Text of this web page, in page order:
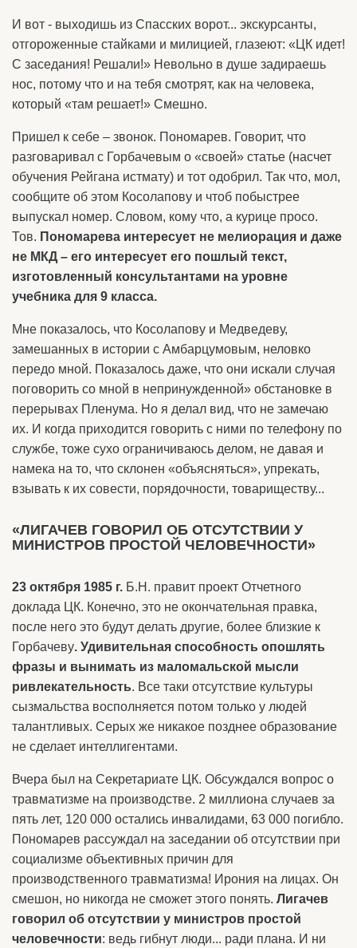
И вот - выходишь из Спасских ворот... экскурсанты,
отгороженные стайками и милицией, глазеют: «ЦК идет!
С заседания! Решали!» Невольно в душе задираешь
нос, потому что и на тебя смотрят, как на человека,
который «там решает!» Смешно.
Пришел к себе – звонок. Пономарев. Говорит, что
разговаривал с Горбачевым о «своей» статье (насчет
обучения Рейгана истмату) и тот одобрил. Так что, мол,
сообщите об этом Косолапову и чтоб побыстрее
выпускал номер. Словом, кому что, а курице просо.
Тов. Пономарева интересует не мелиорация и даже
не МКД – его интересует его пошлый текст,
изготовленный консультантами на уровне
учебника для 9 класса.
Мне показалось, что Косолапову и Медведеву,
замешанных в истории с Амбарцумовым, неловко
передо мной. Показалось даже, что они искали случая
поговорить со мной в непринужденной» обстановке в
перерывах Пленума. Но я делал вид, что не замечаю
их. И когда приходится говорить с ними по телефону по
службе, тоже сухо ограничиваюсь делом, не давая и
намека на то, что склонен «объясняться», упрекать,
взывать к их совести, порядочности, товариществу...
«ЛИГАЧЕВ ГОВОРИЛ ОБ ОТСУТСТВИИ У
МИНИСТРОВ ПРОСТОЙ ЧЕЛОВЕЧНОСТИ»
23 октября 1985 г. Б.Н. правит проект Отчетного
доклада ЦК. Конечно, это не окончательная правка,
после него это будут делать другие, более близкие к
Горбачеву. Удивительная способность опошлять
фразы и вынимать из маломальской мысли
ривлекательность. Все таки отсутствие культуры
сызмальства восполняется потом только у людей
талантливых. Серых же никакое позднее образование
не сделает интеллигентами.
Вчера был на Секретариате ЦК. Обсуждался вопрос о
травматизме на производстве. 2 миллиона случаев за
пять лет, 120 000 остались инвалидами, 63 000 погибло.
Пономарев рассуждал на заседании об отсутствии при
социализме объективных причин для
производственного травматизма! Ирония на лицах. Он
смешон, но никогда не сможет этого понять. Лигачев
говорил об отсутствии у министров простой
человечности: ведь гибнут люди... ради плана. И ни